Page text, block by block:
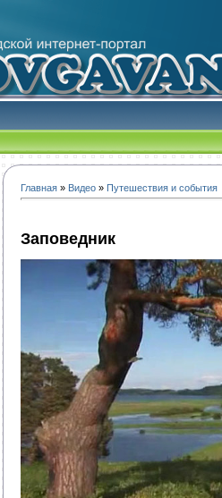
Главная » Видео » Путешествия и события
Заповедник